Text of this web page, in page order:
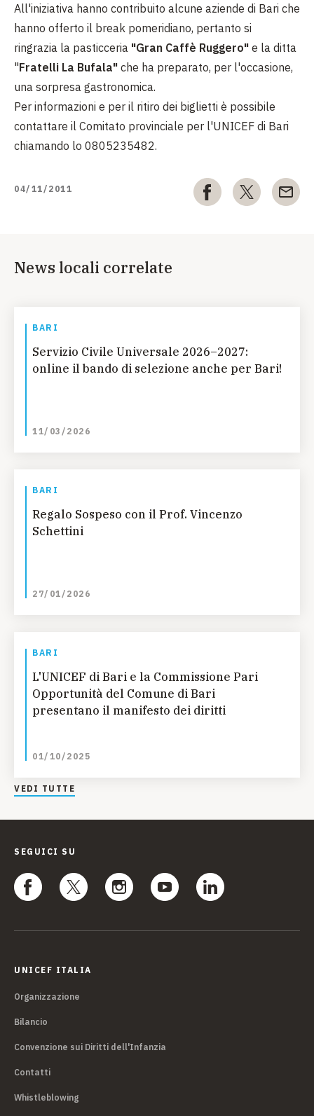
All'iniziativa hanno contribuito alcune aziende di Bari che
hanno offerto il break pomeridiano, pertanto si
ringrazia la pasticceria "Gran Caffè Ruggero" e la ditta
"Fratelli La Bufala" che ha preparato, per l'occasione,
una sorpresa gastronomica.
Per informazioni e per il ritiro dei biglietti è possibile
contattare il Comitato provinciale per l'UNICEF di Bari
chiamando lo 0805235482.
04/11/2011
News locali correlate
BARI
Servizio Civile Universale 2026–2027:
online il bando di selezione anche per Bari!
11/03/2026
BARI
Regalo Sospeso con il Prof. Vincenzo
Schettini
27/01/2026
BARI
L'UNICEF di Bari e la Commissione Pari
Opportunità del Comune di Bari
presentano il manifesto dei diritti
01/10/2025
VEDI TUTTE
SEGUICI SU
UNICEF ITALIA
Organizzazione
Bilancio
Convenzione sui Diritti dell'Infanzia
Contatti
Whistleblowing